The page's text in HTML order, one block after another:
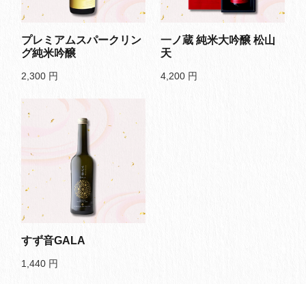
プレミアムスパークリン
グ純米吟醸
2,300 円
一ノ蔵 純米大吟醸 松山
天
4,200 円
すず音GALA
1,440 円